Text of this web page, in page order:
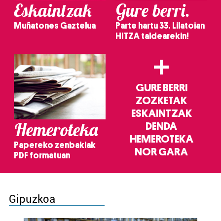
Eskaintzak
Muñatones Gaztelua
Gure berri.
Parte hartu 33. Lilatoian
HITZA taldearekin!
Hemeroteka
Papereko zenbakiak
PDF formatuan
+
GURE BERRI
ZOZKETAK
ESKAINTZAK
DENDA
HEMEROTEKA
NOR GARA
Gipuzkoa